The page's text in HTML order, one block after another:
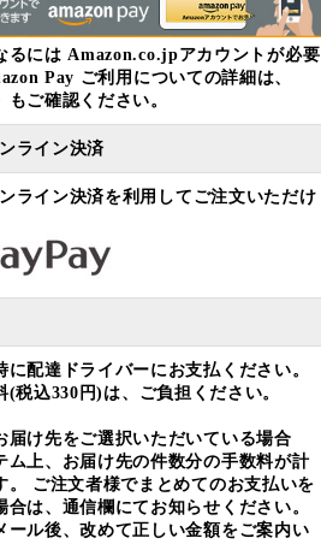
るには Amazon.co.jpアカウントが必要
Pay ご利用についての詳細は、
もご確認ください。
ライン決済
ライン決済を利用してご注文いただけ
に配達ドライバーにお支払ください。
(税込330円) は、ご負担ください。
届け先をご選択いただいている場合
ム上、お届け先の件数分の手数料が計
。 ご注文者様でまとめてのお支払いを
合は、通信欄にてお知らせください。
ール後、改めて正しい金額をご案内い